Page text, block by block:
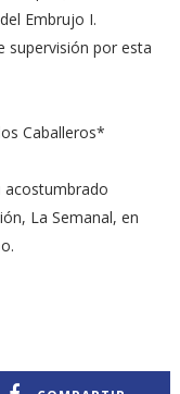
Embrujo I.
supervisión por esta
Caballeros*
acostumbrado
La Semanal, en